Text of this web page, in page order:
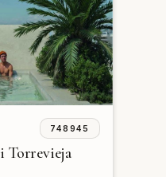
748945
Torrevieja